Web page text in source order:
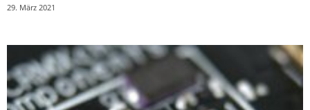
29. März 2021